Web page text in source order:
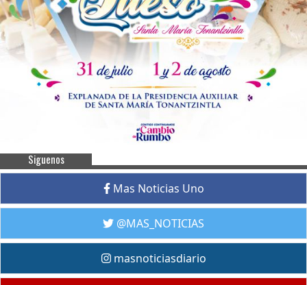
Siguenos
Mas Noticias Uno
@MAS_NOTICIAS
masnoticiasdiario